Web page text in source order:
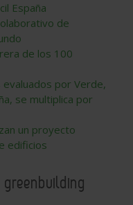
España
de
de los 100
por Verde,
se multiplica por
un proyecto
edificios